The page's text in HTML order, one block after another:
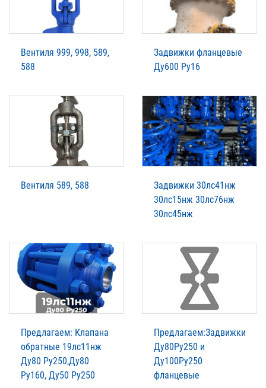
Вентиля 999, 998, 589,
588
Задвижки фланцевые
Ду600 Ру16
Вентиля 589, 588
Задвижки 30лс41нж
30лс15нж 30лс76нж
30лс45нж
Предлагаем: Клапана
обратные 19лс11нж
Ду80 Ру250,Ду80
Ру160, Ду50 Ру250
Предлагаем:Задвижки
Ду80Ру250 и
Ду100Ру250
фланцевые